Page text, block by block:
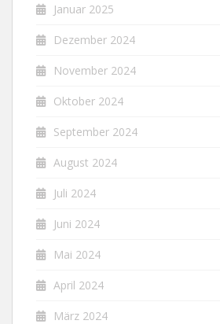
Januar 2025
Dezember 2024
November 2024
Oktober 2024
September 2024
August 2024
Juli 2024
Juni 2024
Mai 2024
April 2024
März 2024